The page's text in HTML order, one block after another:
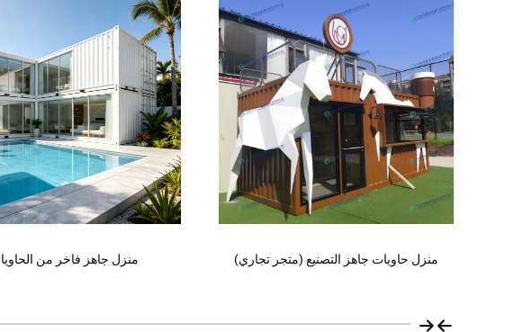
منزل جاهز فاخر من الحاويات
منزل حاويات BOX-E لغسل السيارات